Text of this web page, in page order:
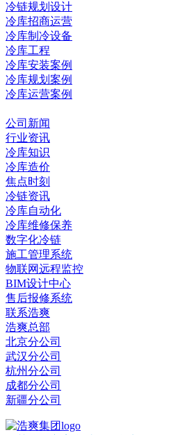
冷链规划设计
冷库招商运营
冷库制冷设备
冷库工程
冷库安装案例
冷库规划案例
冷库运营案例
公司新闻
行业资讯
冷库知识
冷库造价
焦点时刻
冷链资讯
冷库自动化
冷库维修保养
数字化冷链
施工管理系统
物联网远程监控
BIM设计中心
售后报修系统
联系浩爽
浩爽总部
北京分公司
武汉分公司
杭州分公司
成都分公司
新疆分公司